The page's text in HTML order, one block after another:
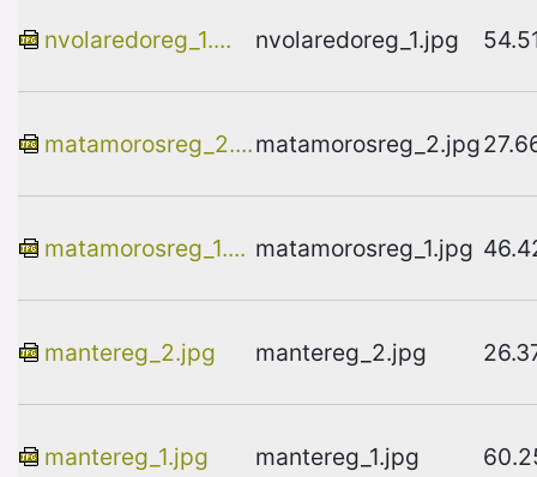
nvolaredoreg_1.... nvolaredoreg_1.jpg
matamorosreg_2....matamorosreg_2.jpg
matamorosreg_1.... matamorosreg_1.jpg
mantereg_2.jpg mantereg_2.jpg
mantereg_1.jpg mantereg_1.jpg